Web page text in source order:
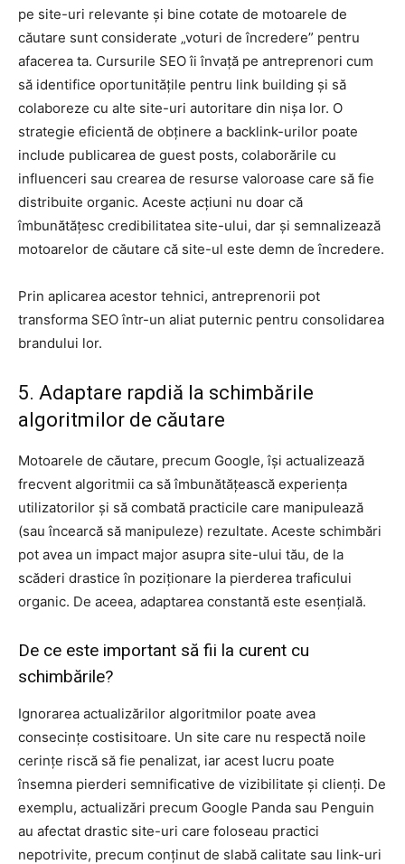
pe site-uri relevante și bine cotate de motoarele de
căutare sunt considerate „voturi de încredere” pentru
afacerea ta. Cursurile SEO îi învață pe antreprenori cum
să identifice oportunitățile pentru link building și să
colaboreze cu alte site-uri autoritare din nișa lor. O
strategie eficientă de obținere a backlink-urilor poate
include publicarea de guest posts, colaborările cu
influenceri sau crearea de resurse valoroase care să fie
distribuite organic. Aceste acțiuni nu doar că
îmbunătățesc credibilitatea site-ului, dar și semnalizează
motoarelor de căutare că site-ul este demn de încredere.
Prin aplicarea acestor tehnici, antreprenorii pot
transforma SEO într-un aliat puternic pentru consolidarea
brandului lor.
5. Adaptare rapdiă la schimbările
algoritmilor de căutare
Motoarele de căutare, precum Google, își actualizează
frecvent algoritmii ca să îmbunătățească experiența
utilizatorilor și să combată practicile care manipulează
(sau încearcă să manipuleze) rezultate. Aceste schimbări
pot avea un impact major asupra site-ului tău, de la
scăderi drastice în poziționare la pierderea traficului
organic. De aceea, adaptarea constantă este esențială.
De ce este important să fii la curent cu
schimbările?
Ignorarea actualizărilor algoritmilor poate avea
consecințe costisitoare. Un site care nu respectă noile
cerințe riscă să fie penalizat, iar acest lucru poate
însemna pierderi semnificative de vizibilitate și clienți. De
exemplu, actualizări precum Google Panda sau Penguin
au afectat drastic site-uri care foloseau practici
nepotrivite, precum conținut de slabă calitate sau link-uri